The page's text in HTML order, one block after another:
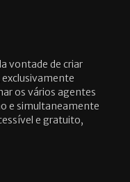
vontade de criar
os vários agentes
e simultaneamente
e gratuito,